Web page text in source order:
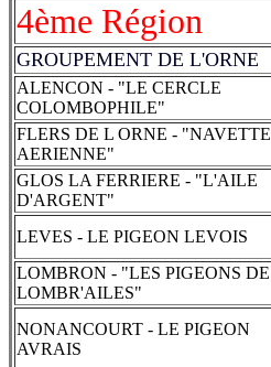
4ème Région
GROUPEMENT DE L'ORNE
ALENCON - "LE CERCLE
COLOMBOPHILE"
FLERS DE L ORNE - "NAVETTE
AERIENNE"
GLOS LA FERRIERE - "L'AILE
D'ARGENT"
LEVES - LE PIGEON LEVOIS
LOMBRON - "LES PIGEONS DE
LOMBR'AILES"
NONANCOURT - LE PIGEON
AVRAIS